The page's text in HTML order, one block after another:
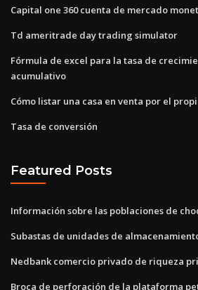
Capital one 360 ​​cuenta de mercado
Td ameritrade day trading simulator
Fórmula de excel para la tasa de
acumulativo
Cómo listar una casa en venta por el
Tasa de conversión
Featured Posts
Información sobre las poblaciones de
Subastas de unidades de
Nedbank comercio privado de riqueza
Broca de perforación de la plataforma